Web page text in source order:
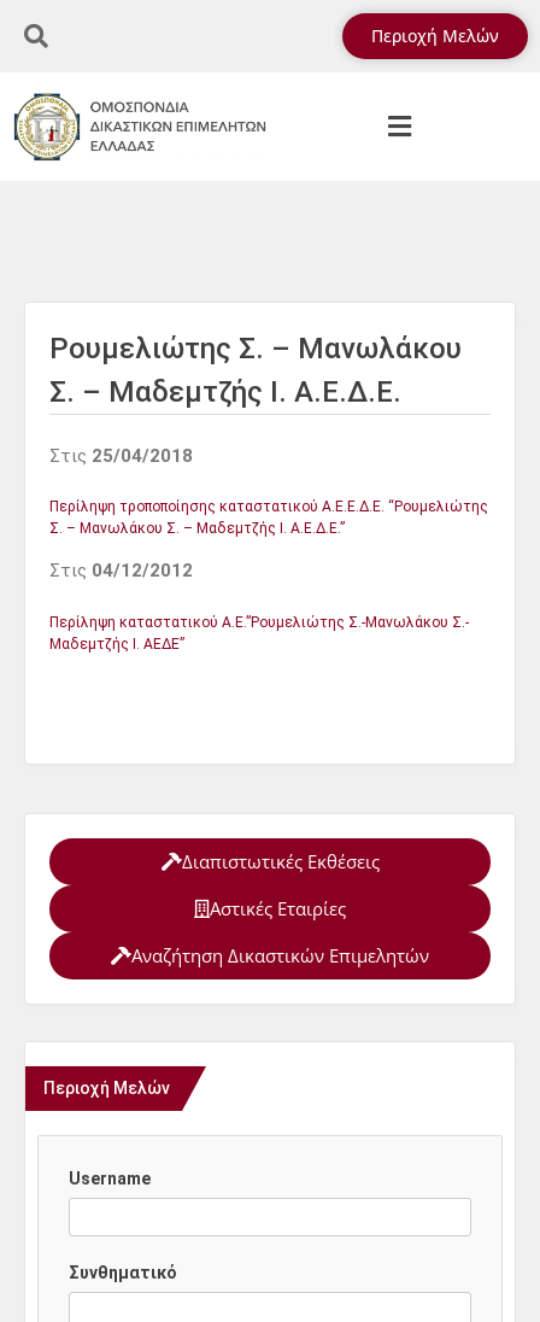
Περιοχή Μελών
Ρουμελιώτης Σ. – Μανωλάκου
Σ. – Μαδεμτζής Ι. Α.Ε.Δ.Ε.
Στις 25/04/2018
Περίληψη τροποποίησης καταστατικού Α.Ε.Ε.Δ.Ε. “Ρουμελιώτης
Σ. – Μανωλάκου Σ. – Μαδεμτζής Ι. Α.Ε.Δ.Ε.”
Στις 04/12/2012
Περίληψη καταστατικού Α.Ε.”Ρουμελιώτης Σ.-Μανωλάκου Σ.-
Μαδεμτζής Ι. ΑΕΔΕ”
Διαπιστωτικές Εκθέσεις
Αστικές Εταιρίες
Αναζήτηση Δικαστικών Επιμελητών
Περιοχή Μελών
Username
Συνθηματικό